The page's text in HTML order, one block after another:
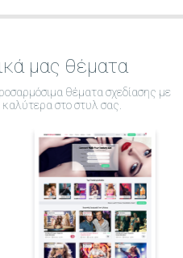
μας θέματα
θέματα σχεδίασης με
καλύτερα στο στυλ σας.